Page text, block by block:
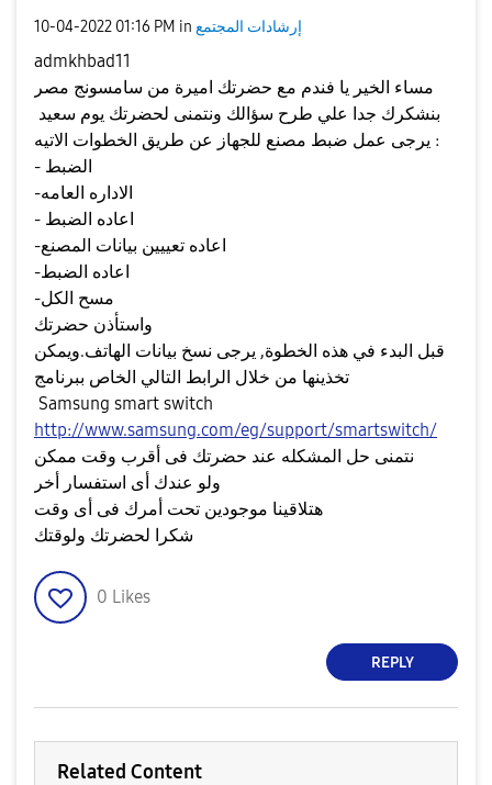
‎10-04-2022 01:16 PM in إرشادات المجتمع
admkhbad11
مساء الخير يا فندم مع حضرتك اميرة من سامسونج مصر
بنشكرك جدا علي طرح سؤالك ونتمنى لحضرتك يوم سعيد
يرجى عمل ضبط مصنع للجهاز عن طريق الخطوات الاتيه :
قبل البدء في هذه الخطوة, يرجى نسخ بيانات الهاتف.ويمكن
تخذينها من خلال الرابط التالي الخاص ببرنامج
Samsung smart switch
http://www.samsung.com/eg/support/smartswitch/
نتمنى حل المشكله عند حضرتك فى أقرب وقت ممكن
ولو عندك أى استفسار أخر
هتلاقينا موجودين تحت أمرك فى أى وقت
شكرا لحضرتك ولوقتك
0 Likes
REPLY
Related Content